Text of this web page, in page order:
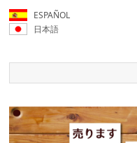
ESPAÑOL
日本語